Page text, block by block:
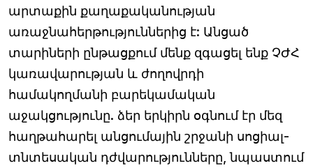
արտաքին քաղաքականության
առաջնահերթություններից է: Անցած
տարիների ընթացքում մենք զգացել ենք ՉԺՀ
կառավարության և ժողովրդի
համակողմանի բարեկամական
աջակցությունը. ձեր երկիրն օգնում էր մեզ
հաղթահարել անցումային շրջանի սոցիալ-
տնտեսական դժվարությունները, նպաստում